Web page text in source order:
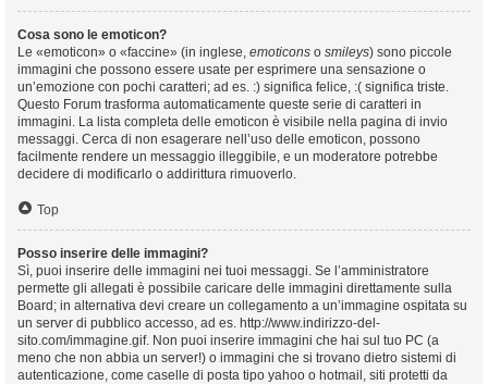
Cosa sono le emoticon?
Le «emoticon» o «faccine» (in inglese, emoticons o smileys) sono piccole
immagini che possono essere usate per esprimere una sensazione o
un’emozione con pochi caratteri; ad es. :) significa felice, :( significa triste.
Questo Forum trasforma automaticamente queste serie di caratteri in
immagini. La lista completa delle emoticon è visibile nella pagina di invio
messaggi. Cerca di non esagerare nell’uso delle emoticon, possono
facilmente rendere un messaggio illeggibile, e un moderatore potrebbe
decidere di modificarlo o addirittura rimuoverlo.
Top
Posso inserire delle immagini?
Sì, puoi inserire delle immagini nei tuoi messaggi. Se l’amministratore
permette gli allegati è possibile caricare delle immagini direttamente sulla
Board; in alternativa devi creare un collegamento a un’immagine ospitata su
un server di pubblico accesso, ad es. http://www.indirizzo-del-
sito.com/immagine.gif. Non puoi inserire immagini che hai sul tuo PC (a
meno che non abbia un server!) o immagini che si trovano dietro sistemi di
autenticazione, come caselle di posta tipo yahoo o hotmail, siti protetti da